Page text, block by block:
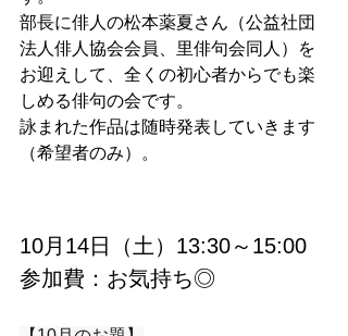
部長に俳人の松本薬夏さん（公益社団
法人俳人協会会員、里俳句会同人）を
お迎えして、全くの初心者からでも楽
しめる俳句の会です。
詠まれた作品は随時発表していきます
（希望者のみ）。
10月14日（土）13:30～15:00
参加費：お気持ち◎